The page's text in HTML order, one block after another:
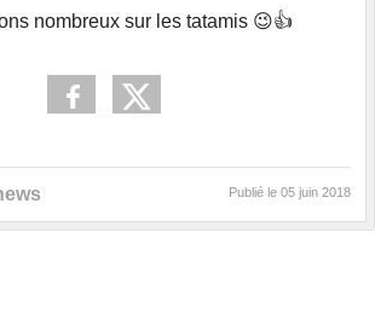
nombreux sur les tatamis 😉👍
Publié le 05 juin 2018